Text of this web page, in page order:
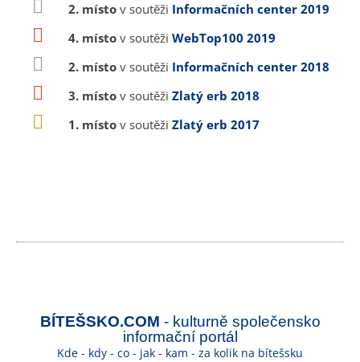
2. místo v soutěži Informačních center 2019
4. místo v soutěži WebTop100 2019
2. místo v soutěži Informačních center 2018
3. místo v soutěži Zlatý erb 2018
1. místo v soutěži Zlatý erb 2017
BÍTEŠSKO.COM - kulturně společensko
informační portál
Kde - kdy - co - jak - kam - za kolik na bítešsku